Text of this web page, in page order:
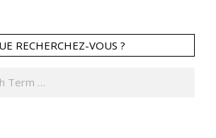
RECHERCHEZ-VOUS ?